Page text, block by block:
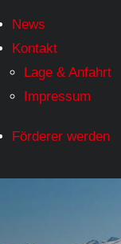
News
Kontakt
Lage & Anfahrt
Impressum
Förderer werden